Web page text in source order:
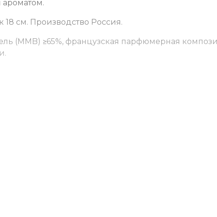
18 см. Производство Россия.
(MMB) ≥65%, французская парфюмерная
роза.
алюминиевую фольгу.